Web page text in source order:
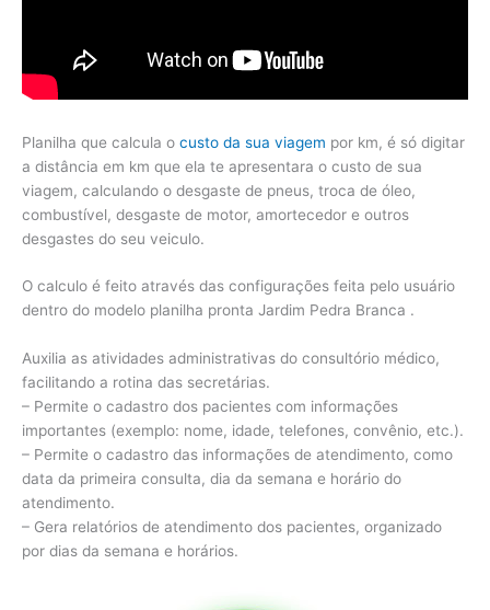
Planilha que calcula o custo da sua viagem por km, é só digitar
a distância em km que ela te apresentara o custo de sua
viagem, calculando o desgaste de pneus, troca de óleo,
combustível, desgaste de motor, amortecedor e outros
desgastes do seu veiculo.
O calculo é feito através das configurações feita pelo usuário
dentro do modelo planilha pronta Jardim Pedra Branca .
Auxilia as atividades administrativas do consultório médico,
facilitando a rotina das secretárias.
– Permite o cadastro dos pacientes com informações
importantes (exemplo: nome, idade, telefones, convênio, etc.).
– Permite o cadastro das informações de atendimento, como
data da primeira consulta, dia da semana e horário do
atendimento.
– Gera relatórios de atendimento dos pacientes, organizado
por dias da semana e horários.